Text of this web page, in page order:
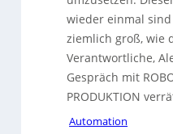
wieder einmal
ziemlich groß, wie
Verantwortliche,
Gespräch mit
PRODUKTION
Automation